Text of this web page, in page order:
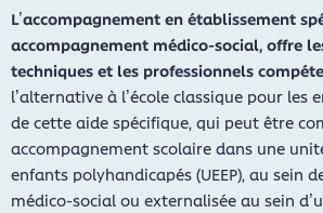
L’accompagnement en établissement
accompagnement médico-social, offre
techniques et les professionnels
l’alternative à l’école classique pour les
de cette aide spécifique, qui peut être
accompagnement scolaire dans une
enfants polyhandicapés (UEEP), au sein
médico-social ou externalisée au sein